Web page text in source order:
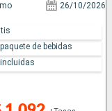
26/10/2026
de bebidas